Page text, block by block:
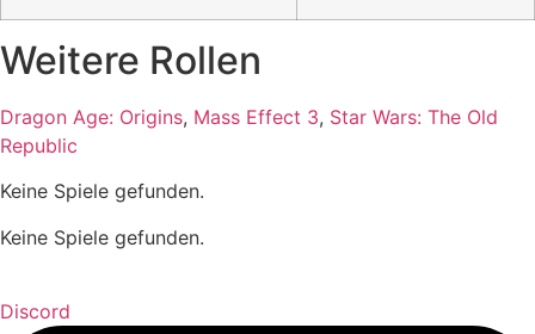
Weitere Rollen
Dragon Age: Origins, Mass Effect 3, Star Wars: The Old
Republic
Keine Spiele gefunden.
Keine Spiele gefunden.
Discord